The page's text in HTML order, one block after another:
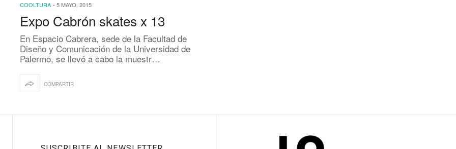
COOLTURA - 5 MAYO, 2015
Expo Cabrón skates x 13
En Espacio Cabrera, sede de la Facultad de
Diseño y Comunicación de la Universidad de
Palermo, se llevó a cabo la muestr…
COMPARTIR